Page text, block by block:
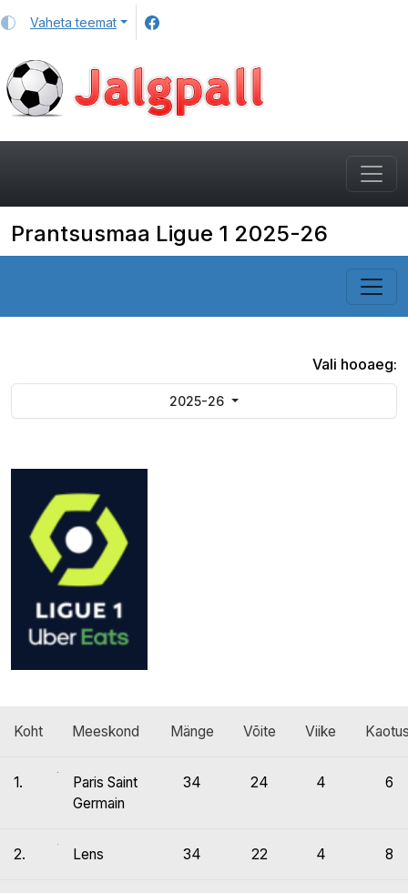
Vaheta teemat
Prantsusmaa Ligue 1 2025-26
Vali hooaeg:
2025-26
Koht Meeskond Mänge Võite Viike
1.
Paris Saint
Germain
34 24 4 6
2. Lens 34 22 4 8